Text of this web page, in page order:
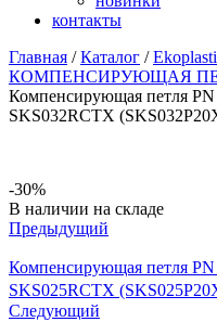
контакты
Главная /Каталог /
КОМПЕНСИРУЮЩАЯ
Компенсирующая петля
SKS032RCTX
-30%
Availability:
В наличии на складе
Предыдущий
Компенсирующая петля
SKS025RCTX
Следующий